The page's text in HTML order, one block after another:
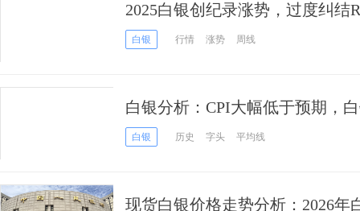
2025白银创纪录涨势，过度纠结
浪？
白银 行情 涨势 周线
白银分析：CPI大幅低于预期，
白银 历史 字头 平均线
现货白银价格走势分析：2026年